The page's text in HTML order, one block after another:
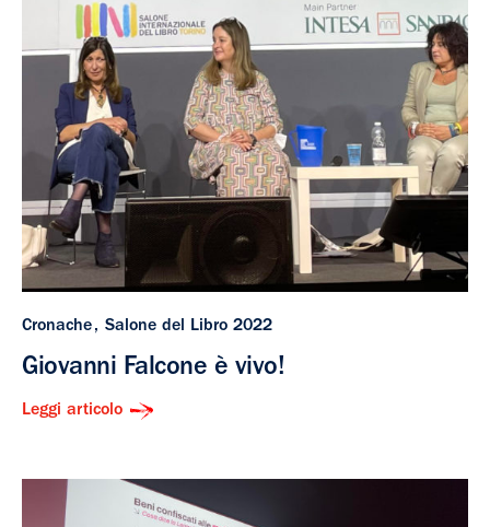
Cronache Salone del Libro 2022
Giovanni Falcone è vivo!
Leggi articolo